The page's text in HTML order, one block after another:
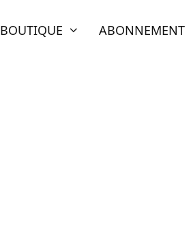
BOUTIQUE ABONNEMENT